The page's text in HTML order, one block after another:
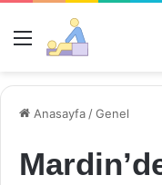
Menü
Anasayfa /Genel